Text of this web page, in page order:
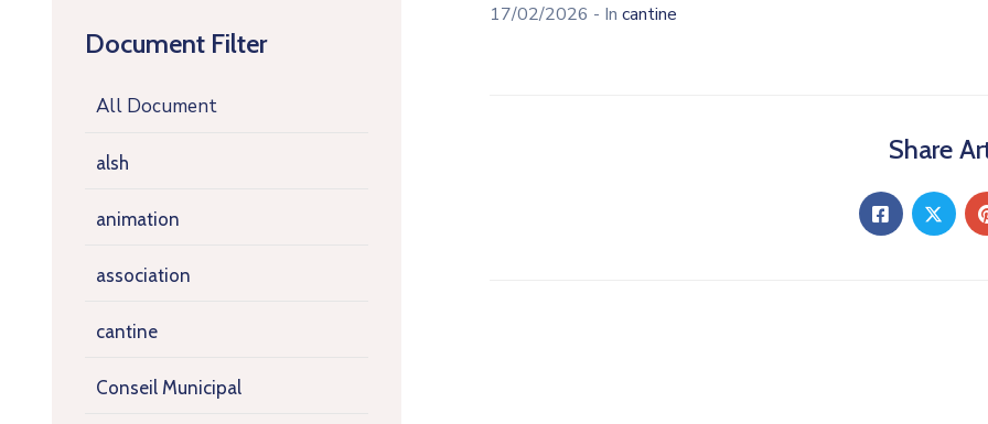
Document Filter
All Document
alsh
animation
association
cantine
Conseil Municipal
17/02/2026 - In cantine
Share